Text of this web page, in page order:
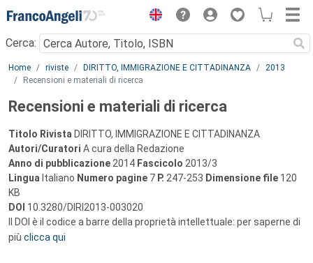
Menu
Cerca:
Main content
Home riviste DIRITTO, IMMIGRAZIONE E CITTADINANZA
2013
Recensioni e materiali di ricerca
Recensioni e materiali di ricerca
Titolo Rivista DIRITTO, IMMIGRAZIONE E CITTADINANZA
Autori/Curatori A cura della Redazione
Anno di pubblicazione 2014 Fascicolo 2013/3
Lingua Italiano Numero pagine 7 P. 247-253 Dimensione file 120
KB
DOI 10.3280/DIRI2013-003020
Il DOI è il codice a barre della proprietà intellettuale: per saperne di
più clicca qui